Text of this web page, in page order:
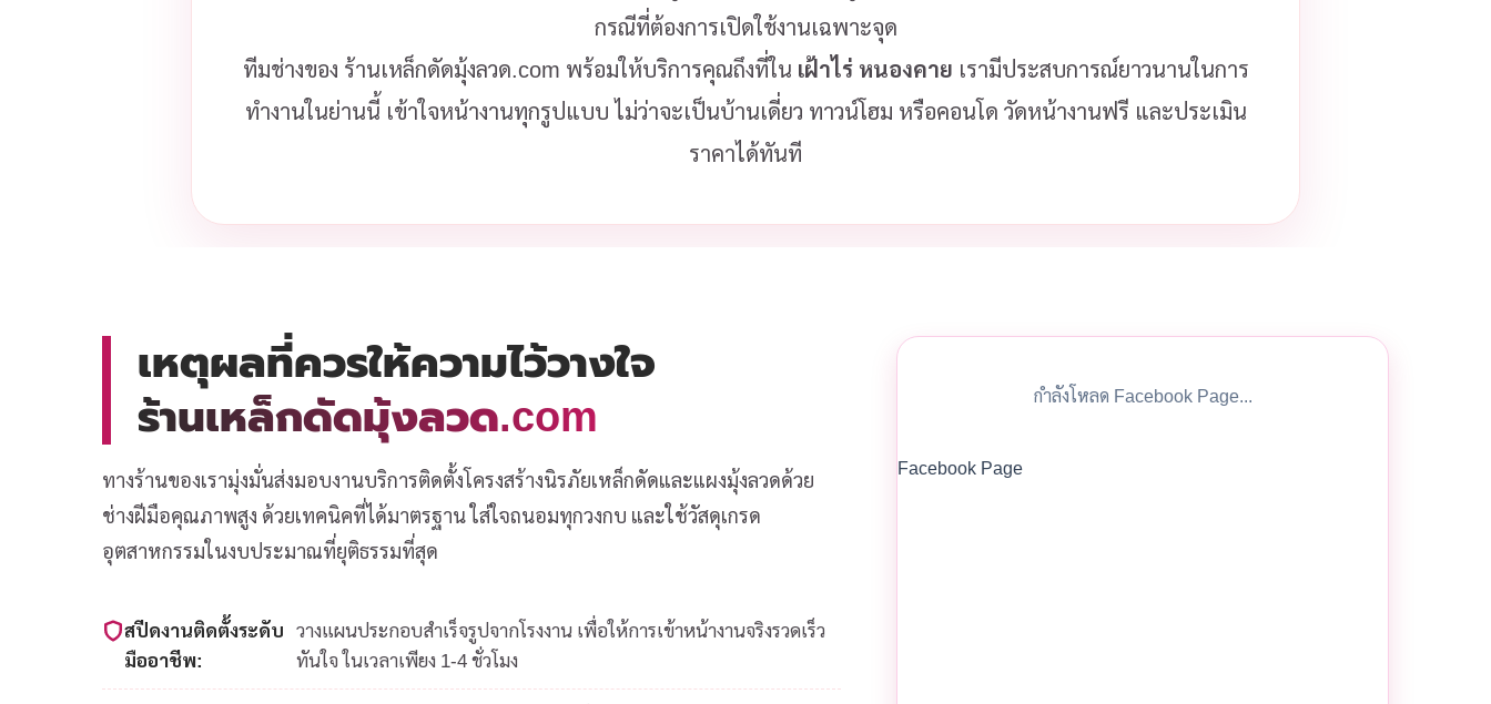
กรณีที่ต้องการเปิดใช้งานเฉพาะจุด
ทีมช่างของ ร้านเหล็กดัดมุ้งลวด.com พร้อมให้บริการคุณถึงที่ใน เฝ้าไร่ หนองคาย เรามีประสบการณ์ยาวนานในการ
ทำงานในย่านนี้ เข้าใจหน้างานทุกรูปแบบ ไม่ว่าจะเป็นบ้านเดี่ยว ทาวน์โฮม หรือคอนโด วัดหน้างานฟรี และประเมิน
ราคาได้ทันที
เหตุผลที่ควรให้ความไว้วางใจ
ร้านเหล็กดัดมุ้งลวด.com
ทางร้านของเรามุ่งมั่นส่งมอบงานบริการติดตั้งโครงสร้างนิรภัยเหล็กดัดและแผงมุ้งลวดด้วย
ช่างฝีมือคุณภาพสูง ด้วยเทคนิคที่ได้มาตรฐาน ใส่ใจถนอมทุกวงกบ และใช้วัสดุเกรด
อุตสาหกรรมในงบประมาณที่ยุติธรรมที่สุด
สปีดงานติดตั้งระดับ
มืออาชีพ:
วางแผนประกอบสำเร็จรูปจากโรงงาน เพื่อให้การเข้าหน้างานจริงรวดเร็ว
ทันใจ ในเวลาเพียง 1-4 ชั่วโมง
กำลังโหลด Facebook Page...
Facebook Page